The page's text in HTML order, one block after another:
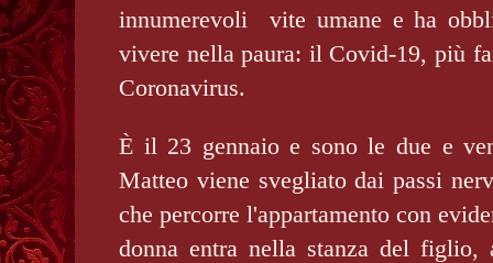
innumerevoli vite umane e ha
vivere nella paura: il Covid-19, più
Coronavirus.
È il 23 gennaio e sono le due e
Matteo viene svegliato dai passi
che percorre l'appartamento con
donna entra nella stanza del figlio,